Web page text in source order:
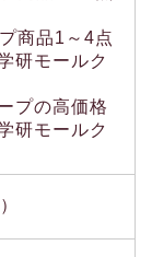
商品1～4点
研モールク
プの高価格
研モールク